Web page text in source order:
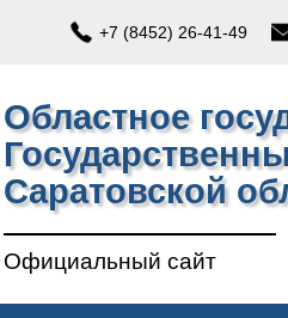
+7 (8452) 26-41-49
Областное
Саратовской
Официальный сайт